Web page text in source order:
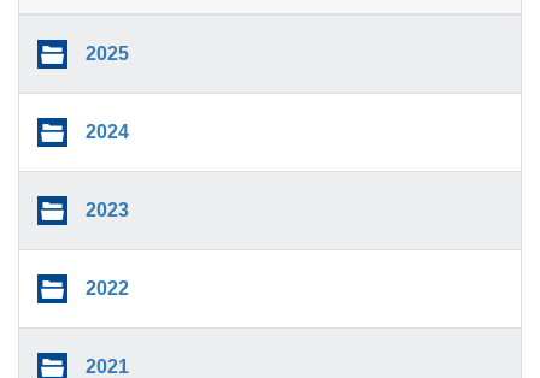
2025
2024
2023
2022
2021